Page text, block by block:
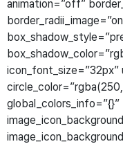
animation=”off”
icon_font_size=”32px”
global_colors_info=”{}”